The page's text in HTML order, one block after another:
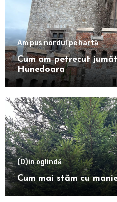
Am pus nordul pe hartă
Cum am petrecut
Hunedoara
(D)in oglindă
Cum mai stăm cu